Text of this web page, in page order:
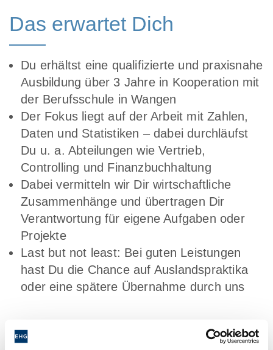
Das erwartet Dich
Du erhältst eine qualifizierte und praxisnahe
Ausbildung über 3 Jahre in Kooperation mit
der Berufsschule in Wangen
Der Fokus liegt auf der Arbeit mit Zahlen,
Daten und Statistiken – dabei durchläufst
Du u. a. Abteilungen wie Vertrieb,
Controlling und Finanzbuchhaltung
Dabei vermitteln wir Dir wirtschaftliche
Zusammenhänge und übertragen Dir
Verantwortung für eigene Aufgaben oder
Projekte
Last but not least: Bei guten Leistungen
hast Du die Chance auf Auslandspraktika
oder eine spätere Übernahme durch uns
Das bringst Du mit